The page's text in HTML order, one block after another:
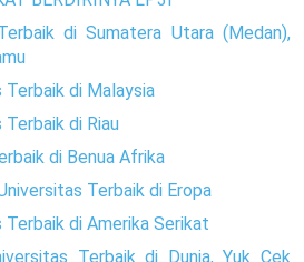
di Sumatera Utara (Medan),
Terbaik di Malaysia
Terbaik di Riau
di Benua Afrika
Terbaik di Eropa
Terbaik di Amerika Serikat
Terbaik di Dunia, Yuk Cek